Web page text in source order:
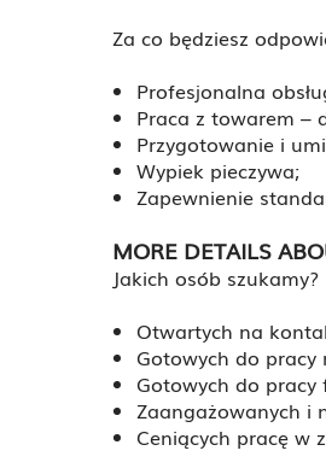
Za co będziesz
Profesjonalna
Praca z towarem –
Przygotowanie i
Wypiek pieczywa;
Zapewnienie
MORE DETAILS
Jakich osób szukamy?
Otwartych na
Gotowych do pracy
Gotowych do pracy
Zaangażowanych i
Ceniących pracę w